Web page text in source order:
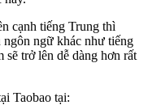
cạnh tiếng Trung thì
ngữ khác như tiếng
sẽ trở lên dễ dàng hơn rất
Taobao tại: